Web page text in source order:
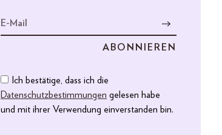
Ich bestätige, dass ich die
Datenschutzbestimmungen gelesen habe
und mit ihrer Verwendung einverstanden bin.